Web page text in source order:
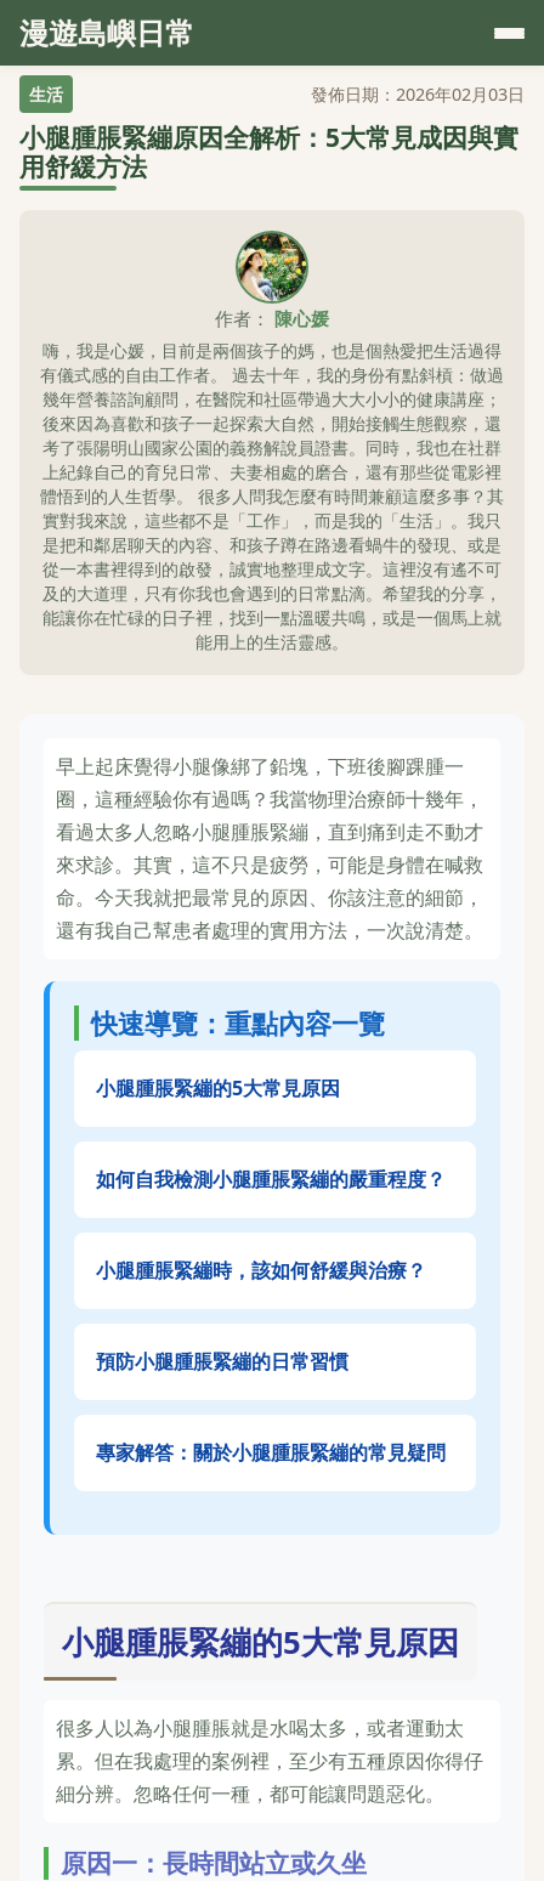
漫遊島嶼日常
生活 發佈日期：2026年02月03日
小腿腫脹緊繃原因全解析：5大常見成因與實
用舒緩方法
作者： 陳心媛
嗨，我是心媛，目前是兩個孩子的媽，也是個熱愛把生活過得
有儀式感的自由工作者。 過去十年，我的身份有點斜槓：做過
幾年營養諮詢顧問，在醫院和社區帶過大大小小的健康講座；
後來因為喜歡和孩子一起探索大自然，開始接觸生態觀察，還
考了張陽明山國家公園的義務解說員證書。同時，我也在社群
上紀錄自己的育兒日常、夫妻相處的磨合，還有那些從電影裡
體悟到的人生哲學。 很多人問我怎麼有時間兼顧這麼多事？其
實對我來說，這些都不是「工作」，而是我的「生活」。我只
是把和鄰居聊天的內容、和孩子蹲在路邊看蝸牛的發現、或是
從一本書裡得到的啟發，誠實地整理成文字。這裡沒有遙不可
及的大道理，只有你我也會遇到的日常點滴。希望我的分享，
能讓你在忙碌的日子裡，找到一點溫暖共鳴，或是一個馬上就
能用上的生活靈感。
早上起床覺得小腿像綁了鉛塊，下班後腳踝腫一
圈，這種經驗你有過嗎？我當物理治療師十幾年，
看過太多人忽略小腿腫脹緊繃，直到痛到走不動才
來求診。其實，這不只是疲勞，可能是身體在喊救
命。今天我就把最常見的原因、你該注意的細節，
還有我自己幫患者處理的實用方法，一次說清楚。
快速導覽：重點內容一覽
小腿腫脹緊繃的5大常見原因
如何自我檢測小腿腫脹緊繃的嚴重程度？
小腿腫脹緊繃時，該如何舒緩與治療？
預防小腿腫脹緊繃的日常習慣
專家解答：關於小腿腫脹緊繃的常見疑問
小腿腫脹緊繃的5大常見原因
很多人以為小腿腫脹就是水喝太多，或者運動太
累。但在我處理的案例裡，至少有五種原因你得仔
細分辨。忽略任何一種，都可能讓問題惡化。
原因一：長時間站立或久坐